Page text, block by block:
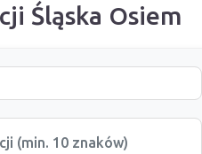
Śląska Osiem